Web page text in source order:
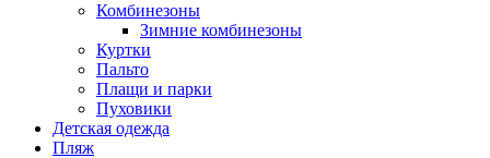
Комбинезоны
Зимние комбинезоны
Куртки
Пальто
Плащи и парки
Пуховики
Детская одежда
Пляж